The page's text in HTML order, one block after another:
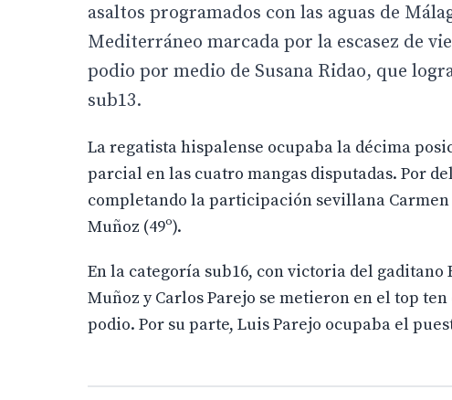
asaltos programados con las aguas de
Mediterráneo marcada por la escasez de
podio por medio de Susana Ridao, que
sub13.
La regatista hispalense ocupaba la décima
parcial en las cuatro mangas disputadas. Por
completando la participación sevillana Carmen
Muñoz (49º).
En la categoría sub16, con victoria del gaditano
Muñoz y Carlos Parejo se metieron en el top
podio. Por su parte, Luis Parejo ocupaba el